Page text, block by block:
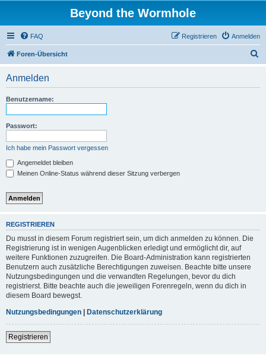
Beyond the Wormhole
FAQ Anmelden
Registrieren
Foren-Übersicht
Anmelden
Benutzername:
Passwort:
Ich habe mein Passwort vergessen
Angemeldet bleiben
Meinen Online-Status während dieser Sitzung verbergen
REGISTRIEREN
Du musst in diesem Forum registriert sein, um dich anmelden zu können. Die
Registrierung ist in wenigen Augenblicken erledigt und ermöglicht dir, auf
weitere Funktionen zuzugreifen. Die Board-Administration kann registrierten
Benutzern auch zusätzliche Berechtigungen zuweisen. Beachte bitte unsere
Nutzungsbedingungen und die verwandten Regelungen, bevor du dich
registrierst. Bitte beachte auch die jeweiligen Forenregeln, wenn du dich in
diesem Board bewegst.
Nutzungsbedingungen | Datenschutzerklärung
Registrieren